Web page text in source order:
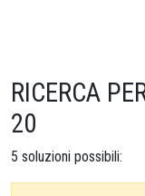
RICERCA
20
5 soluzioni possibili: